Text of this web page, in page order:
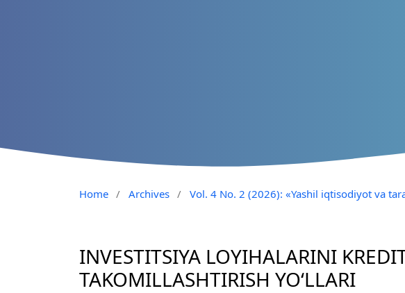
Home / Archives / Vol. 4 No. 2 (2026): «Yashil iqtisodiyot va
INVESTITSIYA LOYIHALARINI
TAKOMILLASHTIRISH YO‘LLARI